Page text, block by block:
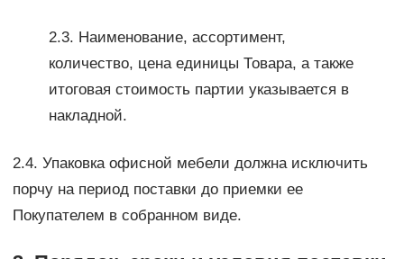
2.3. Наименование, ассортимент,
количество, цена единицы Товара, а также
итоговая стоимость партии указывается в
накладной.
2.4. Упаковка офисной мебели должна исключить
порчу на период поставки до приемки ее
Покупателем в собранном виде.